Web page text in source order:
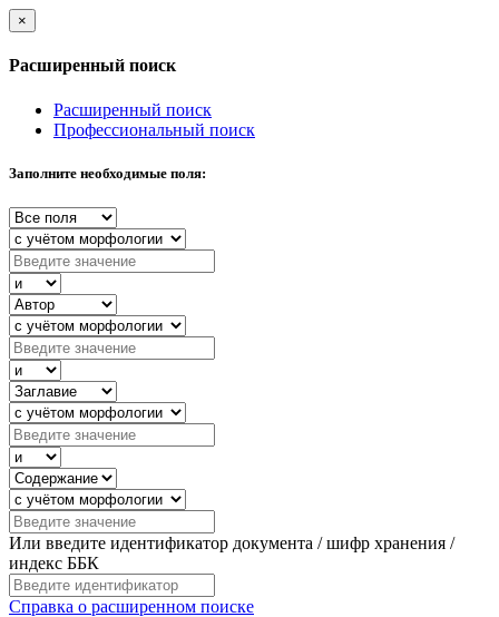
×
Расширенный поиск
Расширенный поиск
Профессиональный поиск
Заполните необходимые поля:
Или введите идентификатор документа / шифр хранения /
индекс ББК
Справка о расширенном поиске